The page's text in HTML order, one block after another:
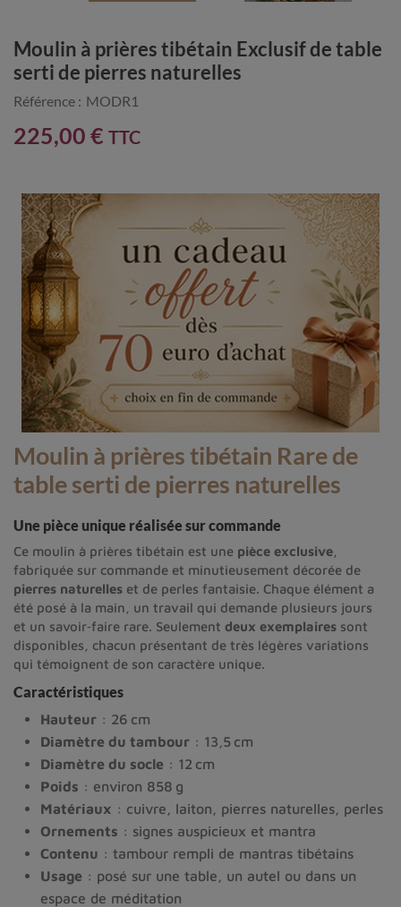
Moulin à prières tibétain Exclusif de table
serti de pierres naturelles
Référence : MODR1
225,00 € TTC
Moulin à prières tibétain Rare de
table serti de pierres naturelles
Une pièce unique réalisée sur commande
Ce moulin à prières tibétain est une pièce exclusive
fabriquée sur commande et minutieusement décorée de
pierres naturelles et de perles fantaisie. Chaque élément a
été posé à la main, un travail qui demande plusieurs jours
et un savoir‑faire rare. Seulement deux exemplaires sont
disponibles, chacun présentant de très légères variations
qui témoignent de son caractère unique.
Caractéristiques
Hauteur : 26 cm
Diamètre du tambour : 13,5 cm
Diamètre du socle : 12 cm
Poids : environ 858 g
Matériaux : cuivre, laiton, pierres naturelles, perles
Ornements : signes auspicieux et mantra
Contenu : tambour rempli de mantras tibétains
Usage : posé sur une table, un autel ou dans un
espace de méditation